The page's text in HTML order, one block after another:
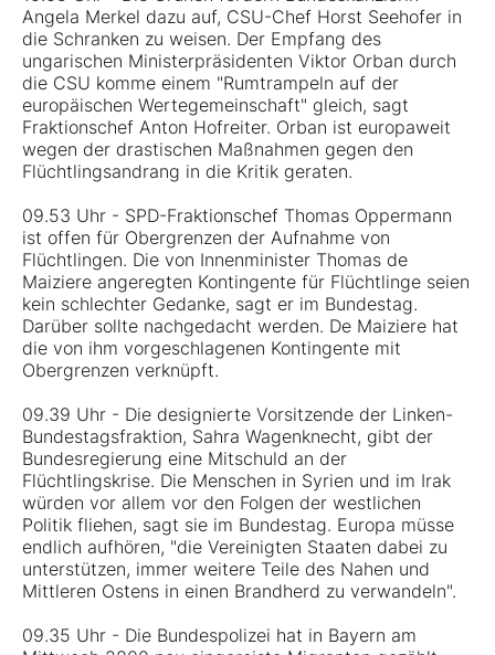
Angela Merkel dazu auf, CSU-Chef Horst Seehofer in
die Schranken zu weisen. Der Empfang des
ungarischen Ministerpräsidenten Viktor Orban durch
die CSU komme einem "Rumtrampeln auf der
europäischen Wertegemeinschaft" gleich, sagt
Fraktionschef Anton Hofreiter. Orban ist europaweit
wegen der drastischen Maßnahmen gegen den
Flüchtlingsandrang in die Kritik geraten.
09.53 Uhr - SPD-Fraktionschef Thomas Oppermann
ist offen für Obergrenzen der Aufnahme von
Flüchtlingen. Die von Innenminister Thomas de
Maiziere angeregten Kontingente für Flüchtlinge seien
kein schlechter Gedanke, sagt er im Bundestag.
Darüber sollte nachgedacht werden. De Maiziere hat
die von ihm vorgeschlagenen Kontingente mit
Obergrenzen verknüpft.
09.39 Uhr - Die designierte Vorsitzende der Linken-
Bundestagsfraktion, Sahra Wagenknecht, gibt der
Bundesregierung eine Mitschuld an der
Flüchtlingskrise. Die Menschen in Syrien und im Irak
würden vor allem vor den Folgen der westlichen
Politik fliehen, sagt sie im Bundestag. Europa müsse
endlich aufhören, "die Vereinigten Staaten dabei zu
unterstützen, immer weitere Teile des Nahen und
Mittleren Ostens in einen Brandherd zu verwandeln".
09.35 Uhr - Die Bundespolizei hat in Bayern am